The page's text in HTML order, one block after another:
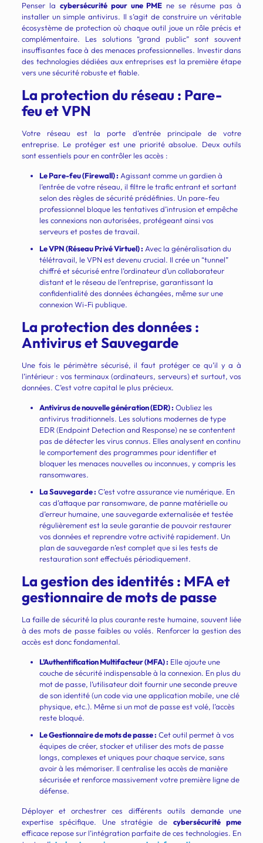
Penser la cybersécurité pour une PME ne se résume pas à
installer un simple antivirus. Il s’agit de construire un véritable
écosystème de protection où chaque outil joue un rôle précis et
complémentaire. Les solutions “grand public” sont souvent
insuffisantes face à des menaces professionnelles. Investir dans
des technologies dédiées aux entreprises est la première étape
vers une sécurité robuste et fiable.
La protection du réseau : Pare-
feu et VPN
Votre réseau est la porte d’entrée principale de votre
entreprise. Le protéger est une priorité absolue. Deux outils
sont essentiels pour en contrôler les accès :
Le Pare-feu (Firewall) : Agissant comme un gardien à
l’entrée de votre réseau, il filtre le trafic entrant et sortant
selon des règles de sécurité prédéfinies. Un pare-feu
professionnel bloque les tentatives d’intrusion et empêche
les connexions non autorisées, protégeant ainsi vos
serveurs et postes de travail.
Le VPN (Réseau Privé Virtuel) : Avec la généralisation du
télétravail, le VPN est devenu crucial. Il crée un “tunnel”
chiffré et sécurisé entre l’ordinateur d’un collaborateur
distant et le réseau de l’entreprise, garantissant la
confidentialité des données échangées, même sur une
connexion Wi-Fi publique.
La protection des données :
Antivirus et Sauvegarde
Une fois le périmètre sécurisé, il faut protéger ce qu’il y a à
l’intérieur : vos terminaux (ordinateurs, serveurs) et surtout, vos
données. C’est votre capital le plus précieux.
Antivirus de nouvelle génération (EDR) : Oubliez les
antivirus traditionnels. Les solutions modernes de type
EDR (Endpoint Detection and Response) ne se contentent
pas de détecter les virus connus. Elles analysent en continu
le comportement des programmes pour identifier et
bloquer les menaces nouvelles ou inconnues, y compris les
ransomwares.
La Sauvegarde : C’est votre assurance vie numérique. En
cas d’attaque par ransomware, de panne matérielle ou
d’erreur humaine, une sauvegarde externalisée et testée
régulièrement est la seule garantie de pouvoir restaurer
vos données et reprendre votre activité rapidement. Un
plan de sauvegarde n’est complet que si les tests de
restauration sont effectués périodiquement.
La gestion des identités : MFA et
gestionnaire de mots de passe
La faille de sécurité la plus courante reste humaine, souvent liée
à des mots de passe faibles ou volés. Renforcer la gestion des
accès est donc fondamental.
L’Authentification Multifacteur (MFA) : Elle ajoute une
couche de sécurité indispensable à la connexion. En plus du
mot de passe, l’utilisateur doit fournir une seconde preuve
de son identité (un code via une application mobile, une clé
physique, etc.). Même si un mot de passe est volé, l’accès
reste bloqué.
Le Gestionnaire de mots de passe : Cet outil permet à vos
équipes de créer, stocker et utiliser des mots de passe
longs, complexes et uniques pour chaque service, sans
avoir à les mémoriser. Il centralise les accès de manière
sécurisée et renforce massivement votre première ligne de
défense.
Déployer et orchestrer ces différents outils demande une
expertise spécifique. Une stratégie decybersécurité pme
efficace repose sur l’intégration parfaite de ces technologies. En